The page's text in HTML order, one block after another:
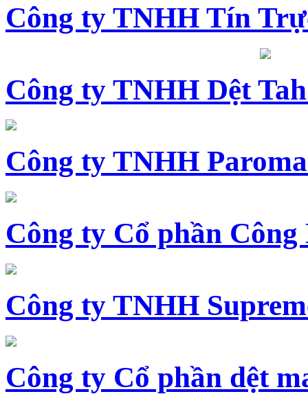
Công ty TNHH Tín
Công ty TNHH Dệt
Công ty TNHH
Công ty Cổ phần Công
Công ty TNHH
Công ty Cổ phần dệt